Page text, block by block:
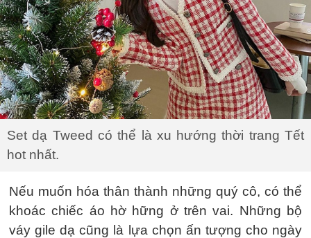
Set dạ Tweed có thể là xu hướng thời trang Tết
hot nhất.
Nếu muốn hóa thân thành những quý cô, có thể
khoác chiếc áo hờ hững ở trên vai. Những bộ
váy gile dạ cũng là lựa chọn ấn tượng cho ngày